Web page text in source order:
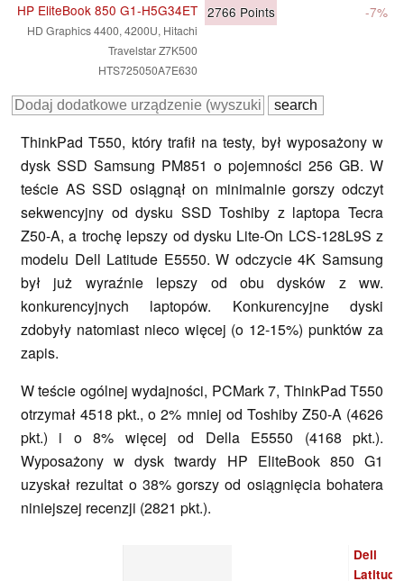
HP EliteBook 850 G1-H5G34ET
HD Graphics 4400, 4200U, Hitachi
Travelstar Z7K500
HTS725050A7E630
2766 Points -7%
ThinkPad T550, który trafił na testy, był wyposażony w
dysk SSD Samsung PM851 o pojemności 256 GB. W
teście AS SSD osiągnął on minimalnie gorszy odczyt
sekwencyjny od dysku SSD Toshiby z laptopa Tecra
Z50-A, a trochę lepszy od dysku Lite-On LCS-128L9S z
modelu Dell Latitude E5550. W odczycie 4K Samsung
był już wyraźnie lepszy od obu dysków z ww.
konkurencyjnych laptopów. Konkurencyjne dyski
zdobyły natomiast nieco więcej (o 12-15%) punktów za
zapis.
W teście ogólnej wydajności, PCMark 7, ThinkPad T550
otrzymał 4518 pkt., o 2% mniej od Toshiby Z50-A (4626
pkt.) i o 8% więcej od Della E5550 (4168 pkt.).
Wyposażony w dysk twardy HP EliteBook 850 G1
uzyskał rezultat o 38% gorszy od osiągnięcia bohatera
niniejszej recenzji (2821 pkt.).
Dell
Latitude